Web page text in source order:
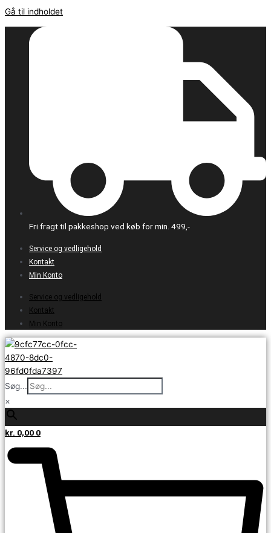
Gå til indholdet
Fri fragt til pakkeshop ved køb for min. 499,-
Service og vedligehold
Kontakt
Min Konto
Service og vedligehold
Kontakt
Min Konto
Søg...
×
kr. 0,00 0